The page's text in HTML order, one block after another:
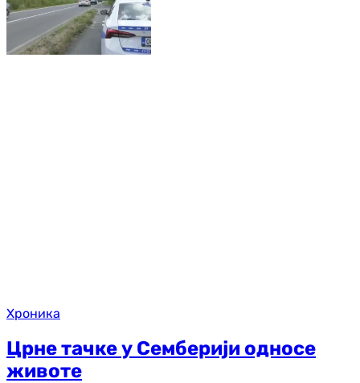
Хроника
Црне тачке у Семберији односе
животе